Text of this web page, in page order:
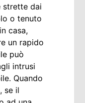
strette dai
o tenuto
casa,
un rapido
può
intrusi
Quando
se il